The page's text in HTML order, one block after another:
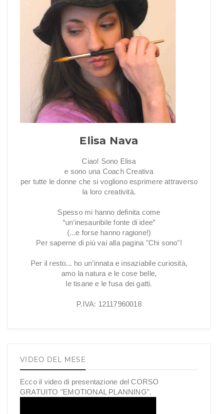
Elisa Nava
Ciao! Sono Elisa
e sono una Coach Creativa
per tutte le donne che si vogliono esprimere attraverso
la loro creatività.
Spesso mi hanno definita come
“un’inesauribile fonte di idee”
(...e forse hanno ragione!)
Per saperne di più vai alla pagina "Chi sono"!
Per il resto... ho un’innata e insaziabile curiosità,
amo la natura e le cose belle,
le tisane e le fusa dei gatti.
P.IVA: 12117960018
VIDEO DEL MESE
Ecco il video di presentazione del CORSO
GRATUITO "EMOTIONAL PLANNING".